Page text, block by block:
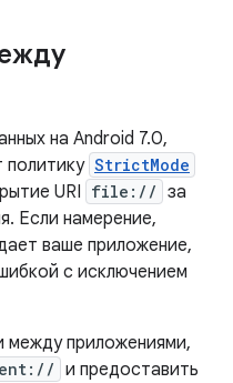
на Android 7.0,
политику StrictMode
URI file:// за
Если намерение,
ваше приложение,
с исключением
между приложениями,
и предоставить